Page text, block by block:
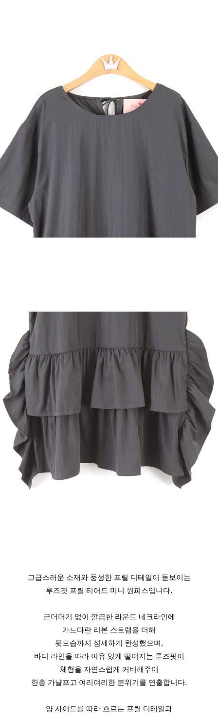
고급스러운 소재와 풍성한 프릴 디테일이 돋보이는
루즈핏 프릴 티어드 미니 원피스입니다.
군더더기 없이 깔끔한 라운드 네크라인에
가느다란 리본 스트랩을 더해
뒷모습까지 섬세하게 완성했으며,
바디 라인을 따라 여유 있게 떨어지는 루즈핏이
체형을 자연스럽게 커버해주어
한층 가냘프고 여리여리한 분위기를 연출합니다.
양 사이드를 따라 흐르는 프릴 디테일과